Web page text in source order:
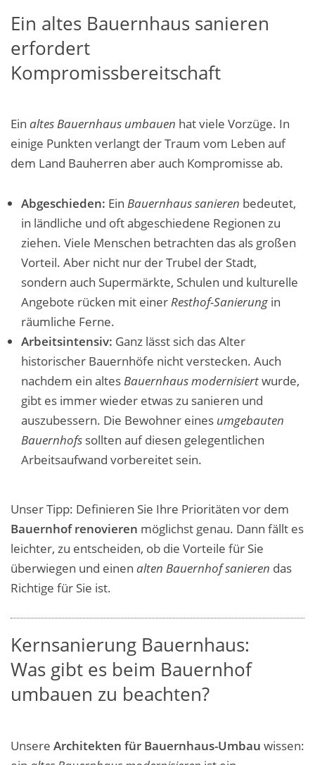
Ein altes Bauernhaus sanieren
erfordert
Kompromissbereitschaft
Ein altes Bauernhaus umbauen hat viele Vorzüge. In
einige Punkten verlangt der Traum vom Leben auf
dem Land Bauherren aber auch Kompromisse ab.
Abgeschieden: Ein Bauernhaus sanieren bedeutet,
in ländliche und oft abgeschiedene Regionen zu
ziehen. Viele Menschen betrachten das als großen
Vorteil. Aber nicht nur der Trubel der Stadt,
sondern auch Supermärkte, Schulen und kulturelle
Angebote rücken mit einerResthof-Sanierung in
räumliche Ferne.
Arbeitsintensiv: Ganz lässt sich das Alter
historischer Bauernhöfe nicht verstecken. Auch
nachdem ein altesBauernhaus modernisiertwurde,
gibt es immer wieder etwas zu sanieren und
auszubessern. Die Bewohner eines umgebauten
Bauernhofs sollten auf diesen gelegentlichen
Arbeitsaufwand vorbereitet sein.
Unser Tipp: Definieren Sie Ihre Prioritäten vor dem
Bauernhof renovieren möglichst genau. Dann fällt es
leichter, zu entscheiden, ob die Vorteile für Sie
überwiegen und einen alten Bauernhof sanieren das
Richtige für Sie ist.
Kernsanierung Bauernhaus:
Was gibt es beim Bauernhof
umbauen zu beachten?
Unsere Architekten für Bauernhaus-Umbau wissen: